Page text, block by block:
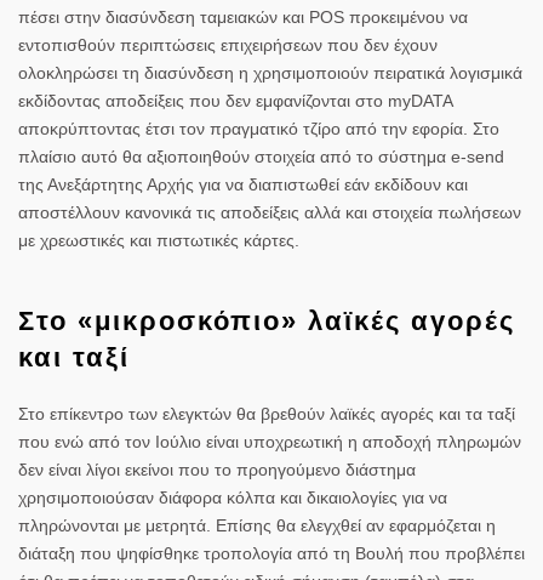
πέσει στην διασύνδεση ταμειακών και POS προκειμένου να
εντοπισθούν περιπτώσεις επιχειρήσεων που δεν έχουν
ολοκληρώσει τη διασύνδεση η χρησιμοποιούν πειρατικά λογισμικά
εκδίδοντας αποδείξεις που δεν εμφανίζονται στο myDATA
αποκρύπτοντας έτσι τον πραγματικό τζίρο από την εφορία. Στο
πλαίσιο αυτό θα αξιοποιηθούν στοιχεία από το σύστημα e-send
της Ανεξάρτητης Αρχής για να διαπιστωθεί εάν εκδίδουν και
αποστέλλουν κανονικά τις αποδείξεις αλλά και στοιχεία πωλήσεων
με χρεωστικές και πιστωτικές κάρτες.
Στο «μικροσκόπιο» λαϊκές αγορές
και ταξί
Στο επίκεντρο των ελεγκτών θα βρεθούν λαϊκές αγορές και τα ταξί
που ενώ από τον Ιούλιο είναι υποχρεωτική η αποδοχή πληρωμών
δεν είναι λίγοι εκείνοι που το προηγούμενο διάστημα
χρησιμοποιούσαν διάφορα κόλπα και δικαιολογίες για να
πληρώνονται με μετρητά. Επίσης θα ελεγχθεί αν εφαρμόζεται η
διάταξη που ψηφίσθηκε τροπολογία από τη Βουλή που προβλέπει